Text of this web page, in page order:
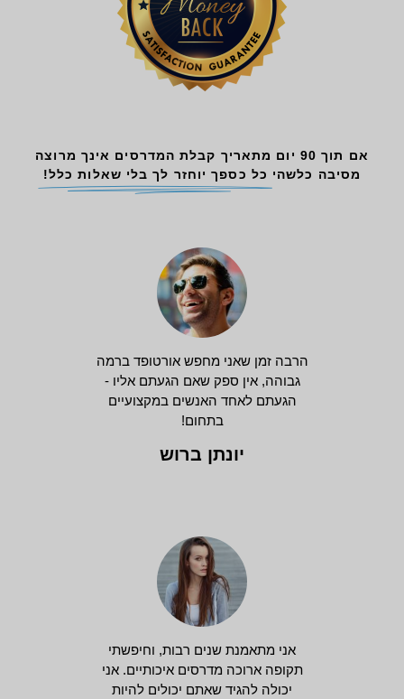
אם תוך 90 יום מתאריך קבלת המדרסים אינך מרוצה
מסיבה כלשהי כל כספך יוחזר לך בלי שאלות כלל!
הרבה זמן שאני מחפש אורטופד ברמה
גבוהה, אין ספק שאם הגעתם אליו -
הגעתם לאחד האנשים במקצועיים
בתחום!
יונתן ברוש
אני מתאמנת שנים רבות, וחיפשתי
תקופה ארוכה מדרסים איכותיים. אני
יכולה להגיד שאתם יכולים להיות